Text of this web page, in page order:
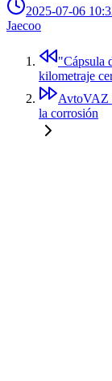
2025-07-06
Jaecoo
"Cápsula
kilometraje
AvtoVAZ
la corrosión